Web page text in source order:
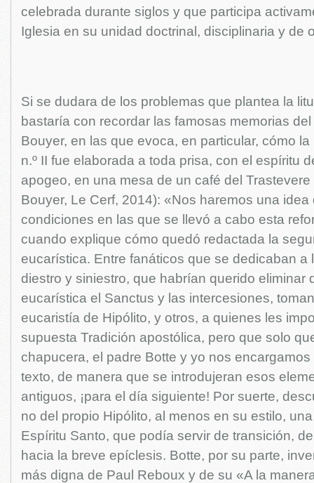
celebrada durante siglos y que participa
Iglesia en su unidad doctrinal, disciplinaria y de
Si se dudara de los problemas que plantea la
bastaría con recordar las famosas memorias
Bouyer, en las que evoca, en particular, cómo
n.º II fue elaborada a toda prisa, con el espíritu
apogeo, en una mesa de un café del
Bouyer, Le Cerf, 2014): «Nos haremos una
condiciones en las que se llevó a cabo esta
cuando explique cómo quedó redactada la
eucarística. Entre fanáticos que se dedicaban a
diestro y siniestro, que habrían querido eliminar
eucarística el Sanctus y las intercesiones,
eucaristía de Hipólito, y otros, a quienes les
supuesta Tradición apostólica, pero que solo
chapucera, el padre Botte y yo nos
texto, de manera que se introdujeran esos
antiguos, ¡para el día siguiente! Por suerte,
no del propio Hipólito, al menos en su estilo,
Espíritu Santo, que podía servir de transición,
hacia la breve epíclesis. Botte, por su parte,
más digna de Paul Reboux y de su «A la